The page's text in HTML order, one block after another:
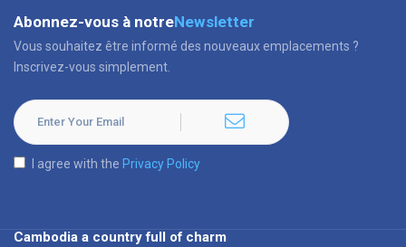
Abonnez-vous à notreNewsletter
Vous souhaitez être informé des nouveaux emplacements ?
Inscrivez-vous simplement.
I agree with the Privacy Policy
Cambodia a country full of charm